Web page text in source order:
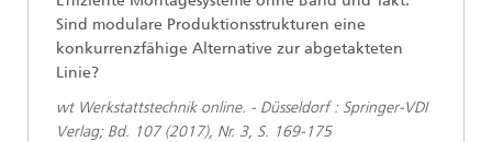
Sind modulare Produktionsstrukturen eine
konkurrenzfähige Alternative zur abgetakteten
Linie?
wt Werkstattstechnik online. - Düsseldorf : Springer-VDI
Verlag; Bd. 107 (2017), Nr. 3, S. 169-175